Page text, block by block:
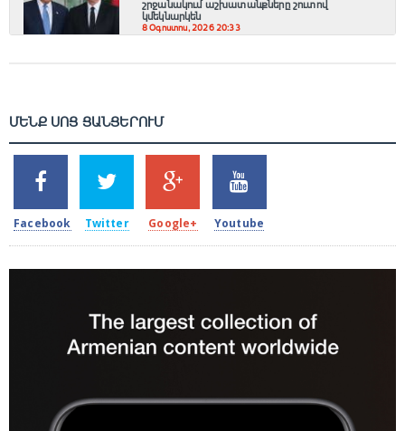
շրջանակում աշխատանքները շուտով
կմեկնարկեն
8 Օգոստոս, 2026 20:33
ՄԵՆՔ ՍՈՑ ՑԱՆՑԵՐՈՒՄ
2k
SHARES
Facebook
1.5k
TWEETS
Twitter
203
SHARES
Google+
620
SHARES
Youtube